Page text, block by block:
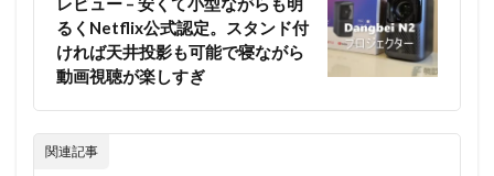
るくNetflix公式認定。スタンド付
ければ天井投影も可能で寝ながら
動画視聴が楽しすぎ
関連記事